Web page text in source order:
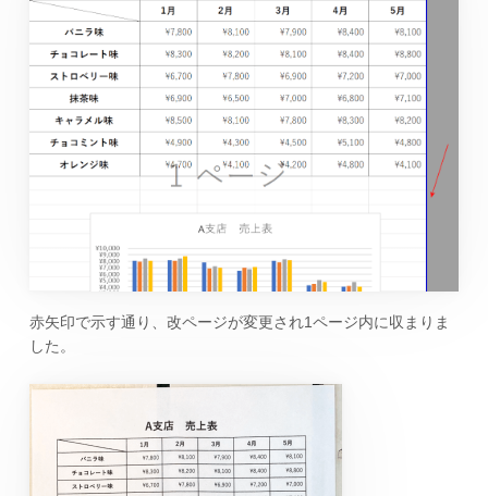
赤矢印で示す通り、改ページが変更され1ページ内に収まりま
した。